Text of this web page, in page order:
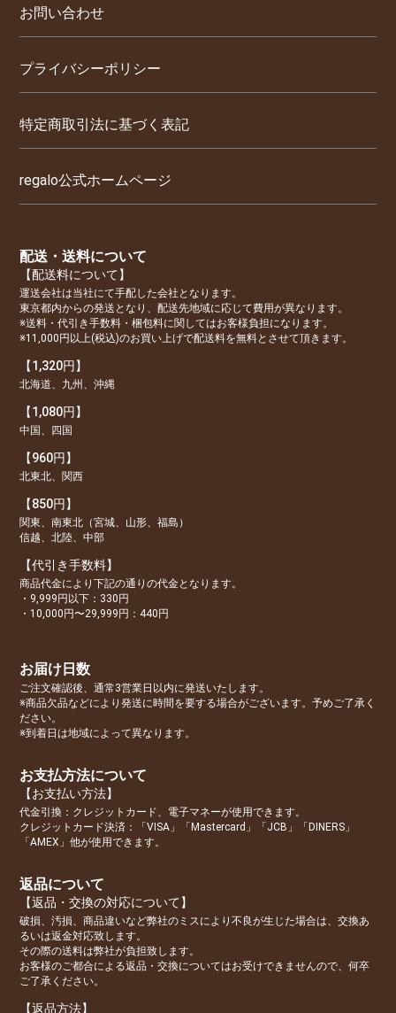
お問い合わせ
プライバシーポリシー
特定商取引法に基づく表記
regalo公式ホームページ
配送・送料について
【配送料について】
運送会社は当社にて手配した会社となります。
東京都内からの発送となり、配送先地域に応じて費用が異なります。
※送料・代引き手数料・梱包料に関してはお客様負担になります。
※11,000円以上(税込)のお買い上げで配送料を無料とさせて頂きます。
【1,320円】
北海道、九州、沖縄
【1,080円】
中国、四国
【960円】
北東北、関西
【850円】
関東、南東北（宮城、山形、福島）
信越、北陸、中部
【代引き手数料】
商品代金により下記の通りの代金となります。
・9,999円以下：330円
・10,000円〜29,999円：440円
お届け日数
ご注文確認後、通常3営業日以内に発送いたします。
※商品欠品などにより発送に時間を要する場合がございます。予めご了承く
ださい。
※到着日は地域によって異なります。
お支払方法について
【お支払い方法】
代金引換：クレジットカード、電子マネーが使用できます。
クレジットカード決済：「VISA」「Mastercard」「JCB」「DINERS」
「AMEX」他が使用できます。
返品について
【返品・交換の対応について】
破損、汚損、商品違いなど弊社のミスにより不良が生じた場合は、交換あ
るいは返金対応致します。
その際の送料は弊社が負担致します。
お客様のご都合による返品・交換についてはお受けできませんので、何卒
ご了承ください。
【返品方法】